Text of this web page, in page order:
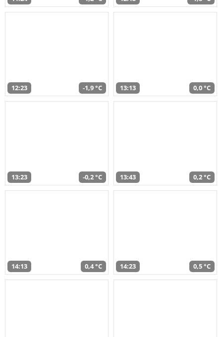
12:23 -1,9 °C 13:13 0,0 °C
13:23 -0,2 °C 13:43 0,2 °C
14:13 0,4 °C 14:23 0,5 °C